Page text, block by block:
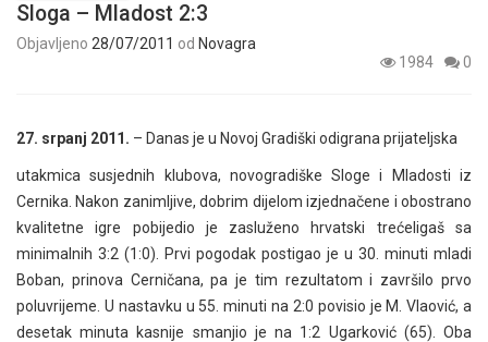
Sloga – Mladost 2:3
Objavljeno 28/07/2011 od Novagra
1984
0
27. srpanj 2011. – Danas je u Novoj Gradiški odigrana prijateljska
utakmica susjednih klubova, novogradiške Sloge i Mladosti iz
Cernika. Nakon zanimljive, dobrim dijelom izjednačene i obostrano
kvalitetne igre pobijedio je zasluženo hrvatski trećeligaš sa
minimalnih 3:2 (1:0). Prvi pogodak postigao je u 30. minuti mladi
Boban, prinova Cerničana, pa je tim rezultatom i završilo prvo
poluvrijeme. U nastavku u 55. minuti na 2:0 povisio je M. Vlaović, a
desetak minuta kasnije smanjio je na 1:2 Ugarković (65). Oba